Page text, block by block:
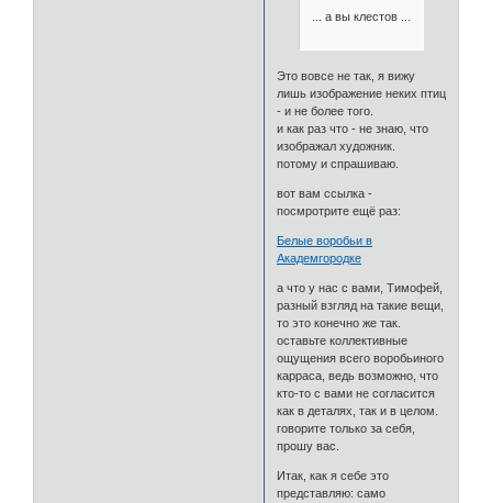
... а вы клестов ...
Это вовсе не так, я вижу
лишь изображение неких птиц
- и не более того.
и как раз что - не знаю, что
изображал художник.
потому и спрашиваю.
вот вам ссылка -
посмротрите ещё раз:
Белые воробьи в
Академгородке
а что у нас с вами, Тимофей,
разный взгляд на такие вещи,
то это конечно же так.
оставьте коллективные
ощущения всего воробьиного
карраса, ведь возможно, что
кто-то с вами не согласится
как в деталях, так и в целом.
говорите только за себя,
прошу вас.
Итак, как я себе это
представляю: само